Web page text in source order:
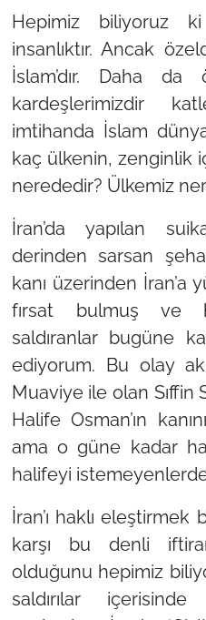
Hepimiz biliyoruz ki
insanlıktır. Ancak
İslam’dır. Daha
kardeşlerimizdir
imtihanda İslam
kaç ülkenin, zenginlik
nerededir? Ülkemiz
İran’da yapılan
derinden sarsan
kanı üzerinden İran’a
fırsat bulmuş ve
saldıranlar bugüne
ediyorum. Bu olay
Muaviye ile olan Sıffin
Halife Osman’ın
ama o güne kadar
halifeyi
İran’ı haklı eleştirmek
karşı bu denli
olduğunu hepimiz
saldırılar